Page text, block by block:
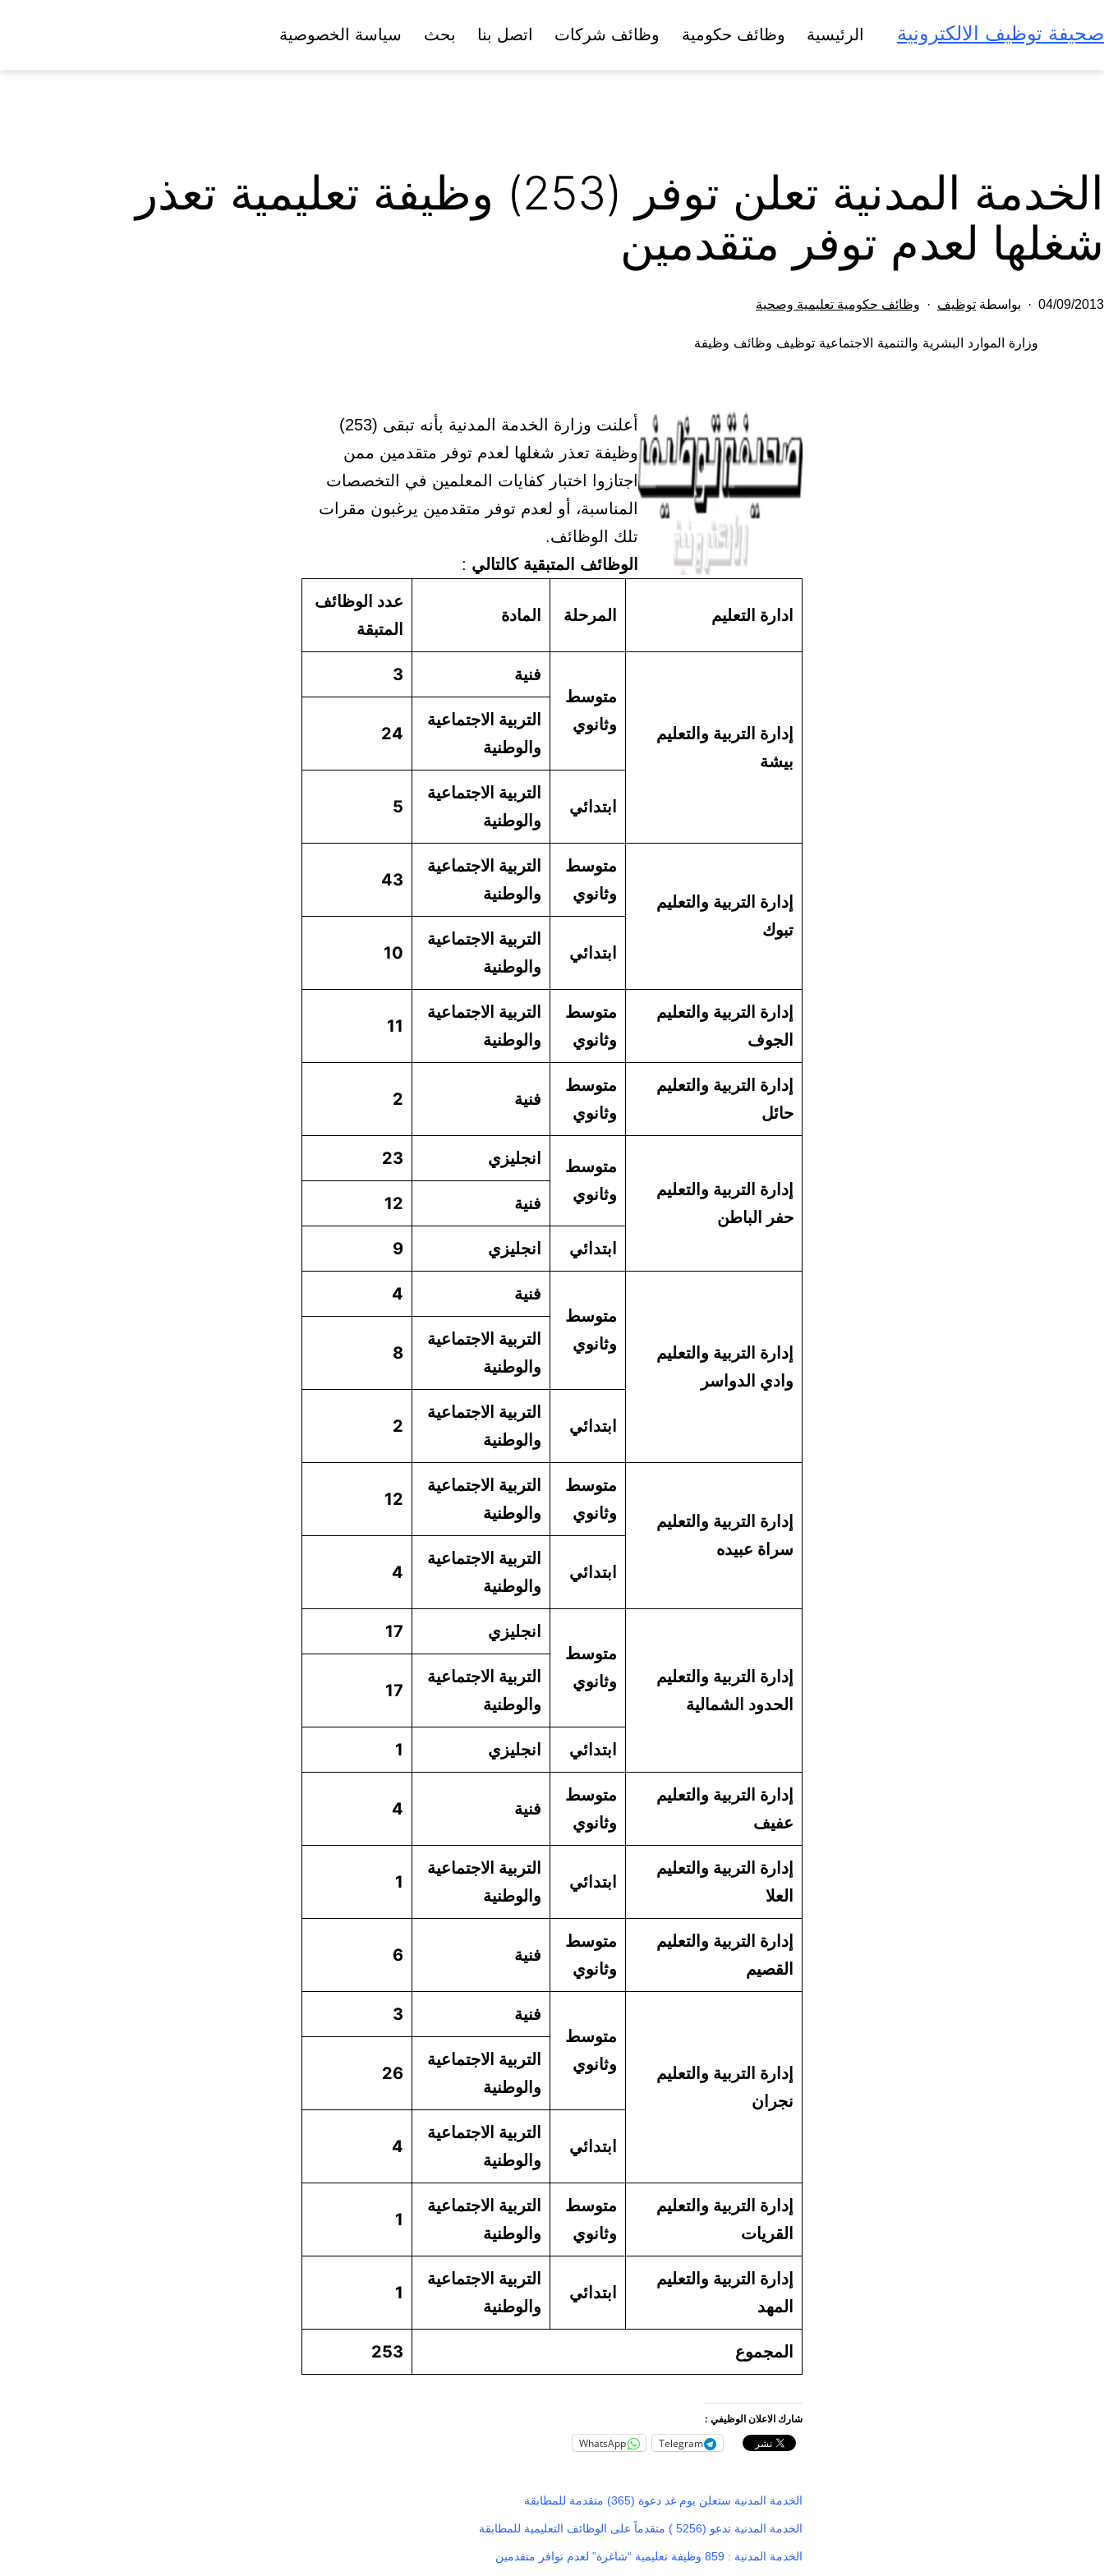
إلى
المحتوى
صحيفة توظيف الالكترونية الرئيسية وظائف حكومية وظائف شركات اتصل بنا بحث سياسة الخصوصية
الخدمة المدنية تعلن توفر (253) وظيفة تعليمية تعذر
شغلها لعدم توفر متقدمين
تم
في
04/09/2013 بواسطة توظيف
مصنف
وظائف حكومية تعليمية وصحية
وزارة الموارد البشرية والتنمية الاجتماعية توظيف وظائف وظيفة
أعلنت وزارة الخدمة المدنية بأنه تبقى (253)
وظيفة تعذر شغلها لعدم توفر متقدمين ممن
اجتازوا اختبار كفايات المعلمين في التخصصات
المناسبة، أو لعدم توفر متقدمين يرغبون مقرات
تلك الوظائف.
الوظائف المتبقية كالتالي :
ادارة التعليم المرحلة المادة
عدد الوظائف
المتبقة
إدارة التربية والتعليم
بيشة
متوسط
وثانوي
فنية 3
التربية الاجتماعية
والوطنية
24
ابتدائي
التربية الاجتماعية
والوطنية
5
إدارة التربية والتعليم
تبوك
متوسط
وثانوي
التربية الاجتماعية
والوطنية
43
ابتدائي
التربية الاجتماعية
والوطنية
10
إدارة التربية والتعليم
الجوف
متوسط
وثانوي
التربية الاجتماعية
والوطنية
11
إدارة التربية والتعليم
حائل
متوسط
وثانوي
فنية 2
إدارة التربية والتعليم
حفر الباطن
متوسط
وثانوي
انجليزي 23
فنية 12
ابتدائي انجليزي 9
إدارة التربية والتعليم
وادي الدواسر
متوسط
وثانوي
فنية 4
التربية الاجتماعية
والوطنية
8
ابتدائي
التربية الاجتماعية
والوطنية
2
إدارة التربية والتعليم
سراة عبيده
متوسط
وثانوي
التربية الاجتماعية
والوطنية
12
ابتدائي
التربية الاجتماعية
والوطنية
4
إدارة التربية والتعليم
الحدود الشمالية
متوسط
وثانوي
انجليزي 17
التربية الاجتماعية
والوطنية
17
ابتدائي انجليزي 1
إدارة التربية والتعليم
عفيف
متوسط
وثانوي
فنية 4
إدارة التربية والتعليم
العلا
ابتدائي
التربية الاجتماعية
والوطنية
1
إدارة التربية والتعليم
القصيم
متوسط
وثانوي
فنية 6
إدارة التربية والتعليم
نجران
متوسط
وثانوي
فنية 3
التربية الاجتماعية
والوطنية
26
ابتدائي
التربية الاجتماعية
والوطنية
4
إدارة التربية والتعليم
القريات
متوسط
وثانوي
التربية الاجتماعية
والوطنية
1
إدارة التربية والتعليم
المهد
ابتدائي
التربية الاجتماعية
والوطنية
1
المجموع 253
شارك الاعلان الوظيفي :
Telegram
WhatsApp
الخدمة المدنية ستعلن يوم غد دعوة (365) متقدمة للمطابقة
الخدمة المدنية تدعو (5256 ) متقدماً على الوظائف التعليمية للمطابقة
الخدمة المدنية : 859 وظيفة تعليمية “شاغرة” لعدم توافر متقدمين